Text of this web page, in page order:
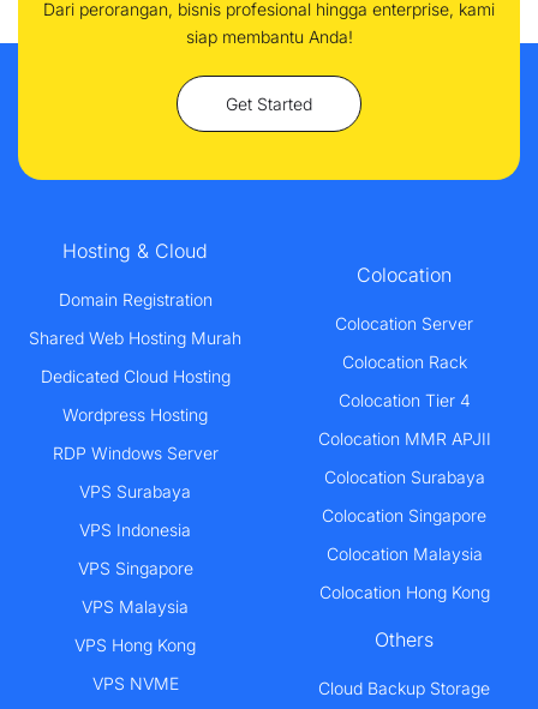
Dari perorangan, bisnis profesional hingga enterprise, kami
siap membantu Anda!
Get Started
Hosting & Cloud
Domain Registration
Shared Web Hosting Murah
Dedicated Cloud Hosting
Wordpress Hosting
RDP Windows Server
VPS Surabaya
VPS Indonesia
VPS Singapore
VPS Malaysia
VPS Hong Kong
VPS NVME
Colocation
Colocation Server
Colocation Rack
Colocation Tier 4
Colocation MMR APJII
Colocation Surabaya
Colocation Singapore
Colocation Malaysia
Colocation Hong Kong
Others
Cloud Backup Storage